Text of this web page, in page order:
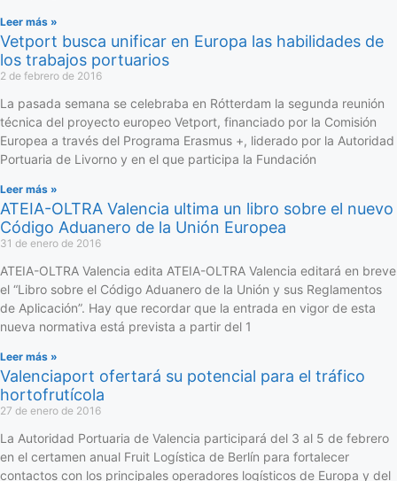
Leer más »
Vetport busca unificar en Europa las habilidades de
los trabajos portuarios
2 de febrero de 2016
La pasada semana se celebraba en Rótterdam la segunda reunión
técnica del proyecto europeo Vetport, financiado por la Comisión
Europea a través del Programa Erasmus +, liderado por la Autoridad
Portuaria de Livorno y en el que participa la Fundación
Leer más »
ATEIA-OLTRA Valencia ultima un libro sobre el nuevo
Código Aduanero de la Unión Europea
31 de enero de 2016
ATEIA-OLTRA Valencia edita ATEIA-OLTRA Valencia editará en breve
el “Libro sobre el Código Aduanero de la Unión y sus Reglamentos
de Aplicación”. Hay que recordar que la entrada en vigor de esta
nueva normativa está prevista a partir del 1
Leer más »
Valenciaport ofertará su potencial para el tráfico
hortofrutícola
27 de enero de 2016
La Autoridad Portuaria de Valencia participará del 3 al 5 de febrero
en el certamen anual Fruit Logística de Berlín para fortalecer
contactos con los principales operadores logísticos de Europa y del